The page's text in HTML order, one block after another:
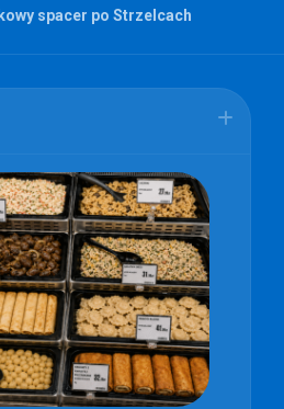
spacer po Strzelcach